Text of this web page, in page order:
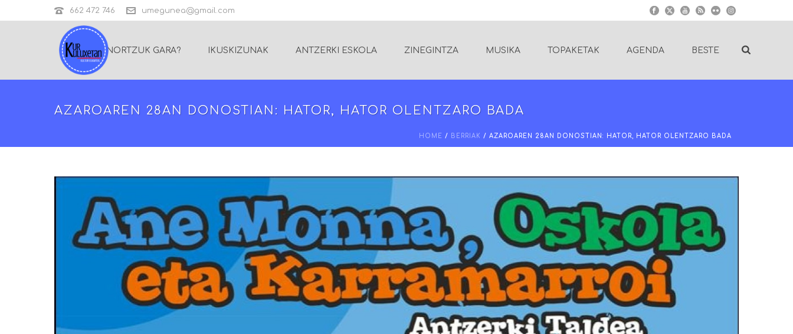
662 472 746 umegunea@gmail.com
NORTZUK GARA? IKUSKIZUNAK ANTZERKI ESKOLA ZINEGINTZA MUSIKA TOPAKETAK AGENDA BESTE
AZAROAREN 28AN DONOSTIAN: HATOR, HATOR OLENTZARO BADA
HOME / BERRIAK / AZAROAREN 28AN DONOSTIAN: HATOR, HATOR OLENTZARO BADA